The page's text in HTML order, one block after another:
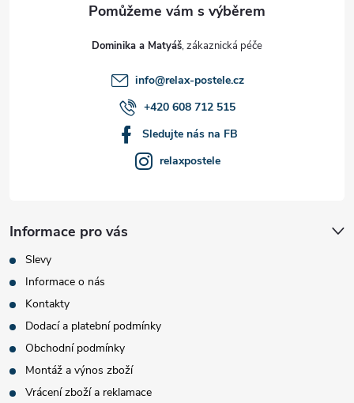
Dominika a Matyáš
info@relax-postele.cz
+420 608 712 515
Sledujte nás na FB
relaxpostele
Informace pro vás
Slevy
Informace o nás
Kontakty
Dodací a platební podmínky
Obchodní podmínky
Montáž a výnos zboží
Vrácení zboží a reklamace